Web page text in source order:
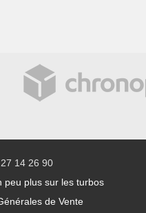
14 26 90
peu plus sur les turbos
de Vente